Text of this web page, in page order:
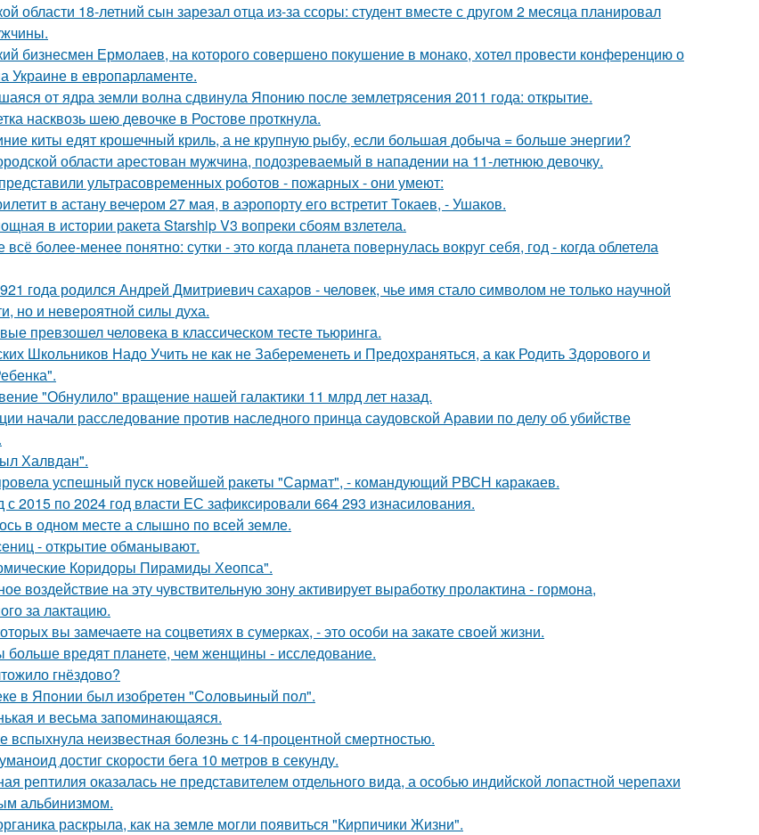
области 18-летний сын зарезал отца из-за ссоры: студент вместе с другом 2 месяца планировал
бизнесмен Ермолаев, на которого совершено покушение в монако, хотел провести конференцию о
Украине в европарламенте.
от ядра земли волна сдвинула Японию после землетрясения 2011 года: открытие.
насквозь шею девочке в Ростове проткнула.
киты едят крошечный криль, а не крупную рыбу, если большая добыча = больше энергии?
области арестован мужчина, подозреваемый в нападении на 11-летнюю девочку.
ультрасовременных роботов - пожарных - они умеют:
в астану вечером 27 мая, в аэропорту его встретит Токаев, - Ушаков.
в истории ракета Starship V3 вопреки сбоям взлетела.
более-менее понятно: сутки - это когда планета повернулась вокруг себя, год - когда облетела
года родился Андрей Дмитриевич сахаров - человек, чье имя стало символом не только научной
но и невероятной силы духа.
превзошел человека в классическом тесте тьюринга.
Школьников Надо Учить не как не Забеременеть и Предохраняться, а как Родить Здорового и
"Обнулило" вращение нашей галактики 11 млрд лет назад.
начали расследование против наследного принца саудовской Аравии по делу об убийстве
Халвдан".
успешный пуск новейшей ракеты "Сармат", - командующий РВСН каракаев.
с 2015 по 2024 год власти ЕС зафиксировали 664 293 изнасилования.
в одном месте а слышно по всей земле.
- открытие обманывают.
Коридоры Пирамиды Хеопса".
воздействие на эту чувствительную зону активирует выработку пролактина - гормона,
за лактацию.
вы замечаете на соцветиях в сумерках, - это особи на закате своей жизни.
больше вредят планете, чем женщины - исследование.
гнёздово?
в Япoнии был изобрeтeн "Сoлoвьиный пол".
и весьма запоминaющаяся.
вспыхнула неизвестная болезнь с 14-процентной смертностью.
достиг скорости бега 10 метров в секунду.
рептилия оказалась не представителем отдельного вида, а особью индийской лопастной черепахи
альбинизмом.
раскрыла, как на земле могли появиться "Кирпичики Жизни".